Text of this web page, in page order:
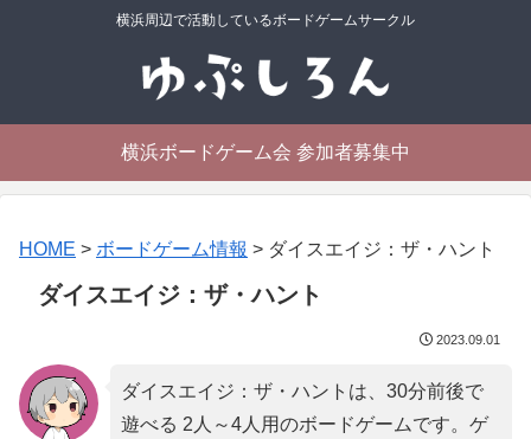
横浜周辺で活動しているボードゲームサークル
横浜ボードゲーム会 参加者募集中
HOME > ボードゲーム情報 > ダイスエイジ：ザ・ハント
ダイスエイジ：ザ・ハント
2023.09.01
ダイスエイジ：ザ・ハントは、30分前後で
遊べる 2人～4人用のボードゲームです。ゲ